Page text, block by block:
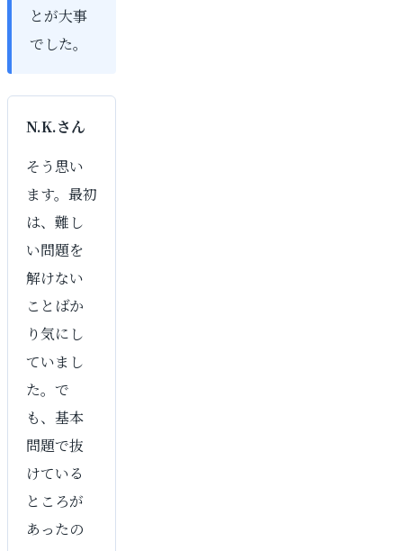
とが大事
でした。
N.K.さん
そう思い
ます。最初
は、難し
い問題を
解けない
ことばか
り気にし
ていまし
た。で
も、基本
問題で抜
けている
ところが
あったの